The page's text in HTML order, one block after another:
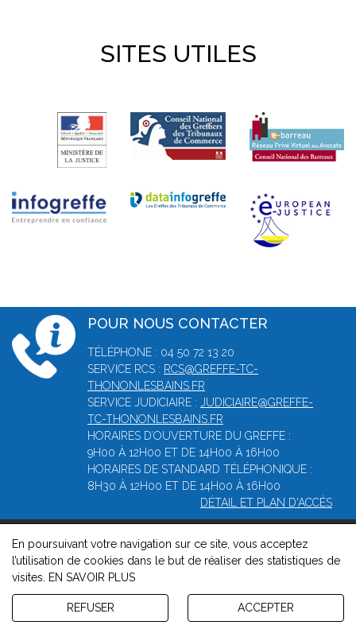
SITES UTILES
POUR NOUS CONTACTER
TÉLÉPHONE : 04 50 72 13 20
SERVICE RCS : RCS@GREFFE-TC-
THONONLESBAINS.FR
SERVICE JUDICIAIRE : JUDICIAIRE@GREFFE-
TC-THONONLESBAINS.FR
HORAIRES D’OUVERTURE DU GREFFE :
9H00 À 12H00 ET DE 14H00 À 16H00
HORAIRES DE STANDARD TÉLÉPHONIQUE :
8H30 À 12H00 ET DE 14H00 À 16H00
DÉTAIL ET PLAN D'ACCÈS
© 2026, Greffe du Tribunal de Commerce de Thonon-les-bains
-Mentions légales- Contact -Gestion des cookies-Politique
de confidentialité et de cookies
Version : 1.8.1
En poursuivant votre navigation sur ce site, vous acceptez
l’utilisation de cookies dans le but de réaliser des statistiques de
visites.
EN SAVOIR PLUS
REFUSER ACCEPTER